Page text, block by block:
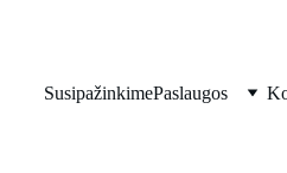
SusipažinkimePaslaugos